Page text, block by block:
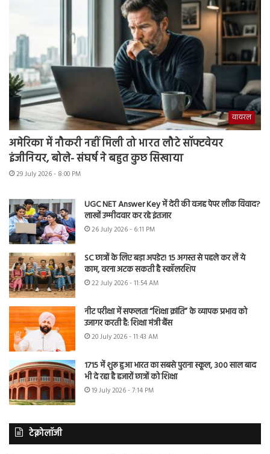
वायरल
अमेरिका में नौकरी नहीं मिली तो भारत लौटे सॉफ्टवेयर
इंजीनियर, बोले- संघर्ष ने बहुत कुछ सिखाया
29 July 2026 - 8:00 PM
UGC NET Answer Key में देरी की वजह पेपर लीक विवाद?
लाखों उम्मीदवार कर रहे इंतजार
26 July 2026 - 6:11 PM
SC छात्रों के लिए बड़ा अपडेट! 15 अगस्त से पहले कर लें ये
काम, वरना अटक सकती है स्कॉलरशिप
22 July 2026 - 11:54 AM
नीट परीक्षा में सफलता “शिक्षा क्रांति” के व्यापक प्रभाव को
उजागर करती है: शिक्षा मंत्री बैंस
20 July 2026 - 11:43 AM
1715 में शुरू हुआ भारत का सबसे पुराना स्कूल, 300 साल बाद
भी दे रहा है हजारों छात्रों को शिक्षा
19 July 2026 - 7:14 PM
टेक्नोलॉजी